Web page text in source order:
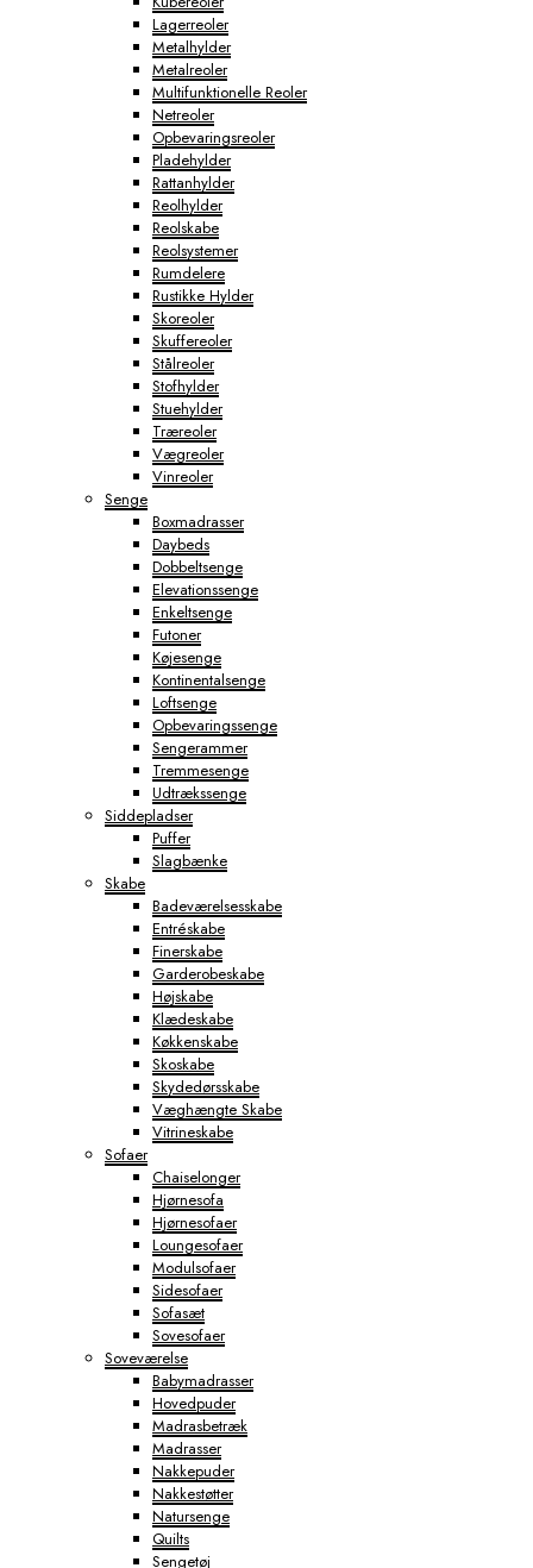
Lagerreoler
Metalhylder
Metalreoler
Multifunktionelle Reoler
Netreoler
Opbevaringsreoler
Pladehylder
Rattanhylder
Reolhylder
Reolskabe
Reolsystemer
Rumdelere
Rustikke Hylder
Skoreoler
Skuffereoler
Stålreoler
Stofhylder
Stuehylder
Træreoler
Vægreoler
Vinreoler
Senge
Boxmadrasser
Daybeds
Dobbeltsenge
Elevationssenge
Enkeltsenge
Futoner
Køjesenge
Kontinentalsenge
Loftsenge
Opbevaringssenge
Sengerammer
Tremmesenge
Udtrækssenge
Siddepladser
Puffer
Slagbænke
Skabe
Badeværelsesskabe
Entréskabe
Finerskabe
Garderobeskabe
Højskabe
Klædeskabe
Køkkenskabe
Skoskabe
Skydedørsskabe
Væghængte Skabe
Vitrineskabe
Sofaer
Chaiselonger
Hjørnesofa
Hjørnesofaer
Loungesofaer
Modulsofaer
Sidesofaer
Sofasæt
Sovesofaer
Soveværelse
Babymadrasser
Hovedpuder
Madrasbetræk
Madrasser
Nakkepuder
Nakkestøtter
Natursenge
Quilts
Sengetøj